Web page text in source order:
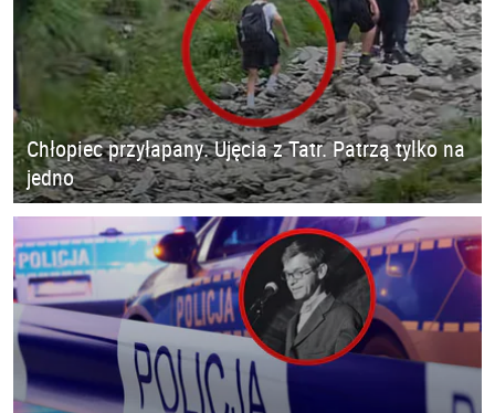
Chłopiec przyłapany. Ujęcia z Tatr. Patrzą tylko na
jedno